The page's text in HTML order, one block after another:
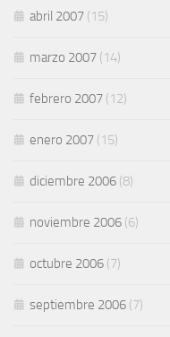
abril 2007 (15)
marzo 2007 (14)
febrero 2007 (12)
enero 2007 (15)
diciembre 2006 (8)
noviembre 2006 (6)
octubre 2006 (7)
septiembre 2006 (7)